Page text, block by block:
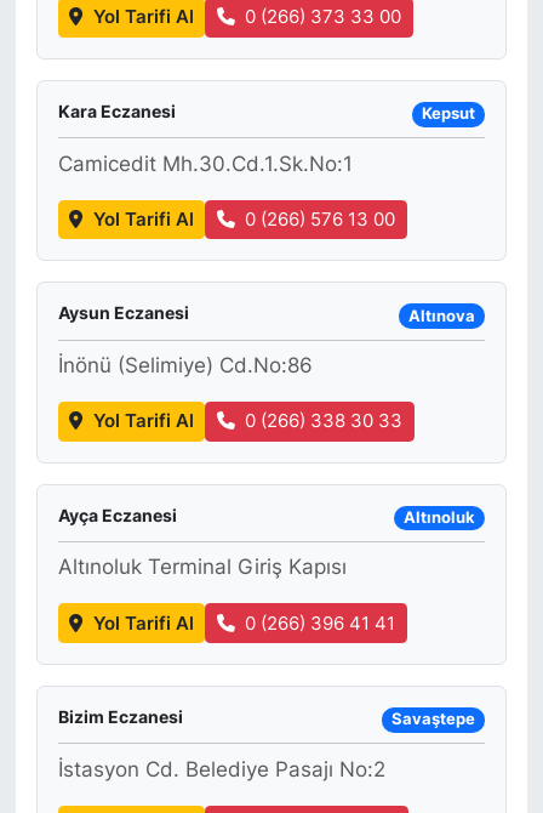
Yol Tarifi Al 0 (266) 373 33 00
Kara Eczanesi Kepsut
Camicedit Mh.30.Cd.1.Sk.No:1
Yol Tarifi Al 0 (266) 576 13 00
Aysun Eczanesi Altınova
İnönü (Selimiye) Cd.No:86
Yol Tarifi Al 0 (266) 338 30 33
Ayça Eczanesi Altınoluk
Altınoluk Terminal Giriş Kapısı
Yol Tarifi Al 0 (266) 396 41 41
Bizim Eczanesi Savaştepe
İstasyon Cd. Belediye Pasajı No:2